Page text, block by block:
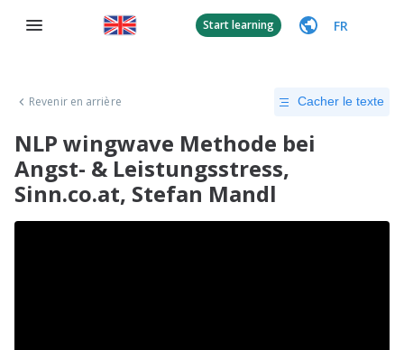
Start learning FR
Revenir en arrière Cacher le texte
NLP wingwave Methode bei
Angst- & Leistungsstress,
Sinn.co.at, Stefan Mandl